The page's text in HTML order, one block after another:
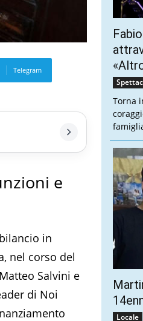
Telegram
e
in
nel corso del
Salvini e
di Noi
Torna
Locale